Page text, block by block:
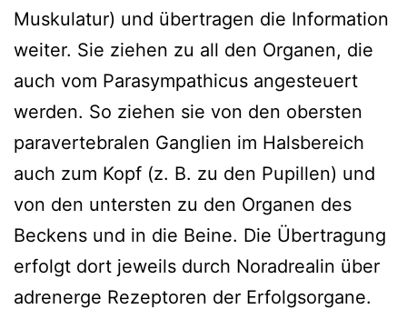
Muskulatur) und übertragen die Information
weiter. Sie ziehen zu all den Organen, die
auch vom Parasympathicus angesteuert
werden. So ziehen sie von den obersten
paravertebralen Ganglien im Halsbereich
auch zum Kopf (z. B. zu den Pupillen) und
von den untersten zu den Organen des
Beckens und in die Beine. Die Übertragung
erfolgt dort jeweils durch Noradrealin über
adrenerge Rezeptoren der Erfolgsorgane.